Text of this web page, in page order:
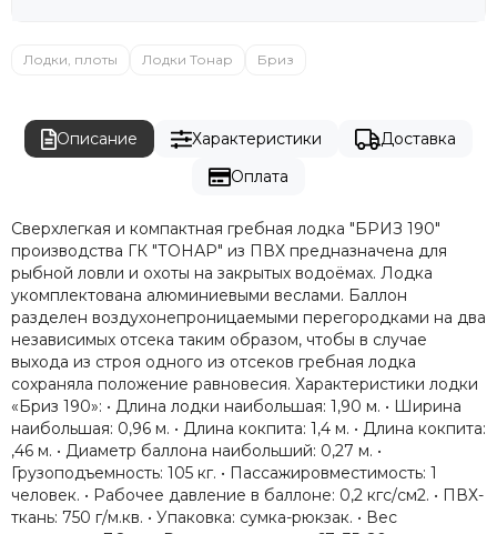
Лодки, плоты Лодки Тонар Бриз
Описание Характеристики
Доставка
Оплата
Сверхлегкая и компактная гребная лодка "БРИЗ 190"
производства ГК "ТОНАР" из ПВХ предназначена для
рыбной ловли и охоты на закрытых водоёмах. Лодка
укомплектована алюминиевыми веслами. Баллон
разделен воздухонепроницаемыми перегородками на два
независимых отсека таким образом, чтобы в случае
выхода из строя одного из отсеков гребная лодка
сохраняла положение равновесия. Характеристики лодки
«Бриз 190»: • Длина лодки наибольшая: 1,90 м. • Ширина
наибольшая: 0,96 м. • Длина кокпита: 1,4 м. • Длина кокпита:
,46 м. • Диаметр баллона наибольший: 0,27 м. •
Грузоподъемность: 105 кг. • Пассажировместимость: 1
человек. • Рабочее давление в баллоне: 0,2 кгс/см2. • ПВХ-
ткань: 750 г/м.кв. • Упаковка: сумка-рюкзак. • Вес